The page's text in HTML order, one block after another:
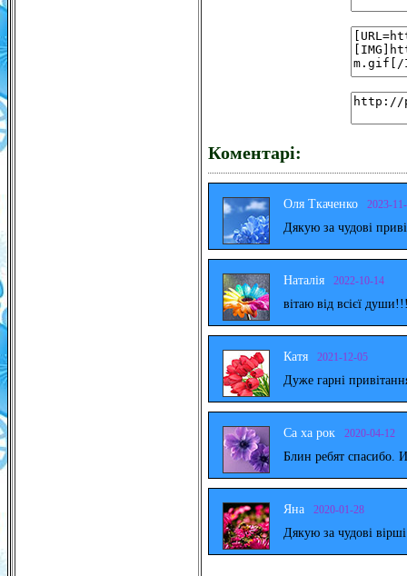
Коментарі:
Оля Ткаченко 2023-
Дякую за чудові
Наталія 2022-10-14
вітаю від всієї
Катя 2021-12-05
Дуже гарні
Са ха рок 2020-04-12
Блин ребят спасибо.
Яна 2020-01-28
Дякую за чудові